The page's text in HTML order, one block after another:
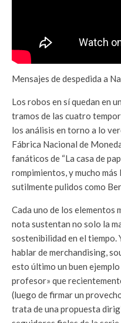
Mensajes de despedida a
Los robos en sí quedan en
tramos de las cuatro
los análisis en torno a lo
Fábrica Nacional de
fanáticos de “La casa de
rompimientos, y mucho
sutilmente pulidos como
Cada uno de los elementos
nota sustentan no solo la
sostenibilidad en el tiempo.
hablar de merchandising,
esto último un buen
profesor» que
(luego de firmar un
trata de una propuesta